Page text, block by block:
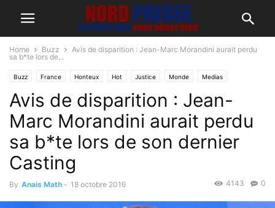
Home Buzz
Avis de disparition : Jean-Marc Morandini aurait perdu
sa b*te lors de...
Buzz France Honteux Hot Justice Monde Medias
Non classé People Sexe
Avis de disparition : Jean-
Marc Morandini aurait perdu
sa b*te lors de son dernier
Casting
By Anais Math - 18 octobre 2016 0
4143